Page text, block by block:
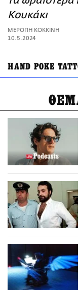
ΑΜΠΑ
PRINT
Κουκάκι
ΜΕΡΟΠΗ ΚΟΚΚΙΝΗ
10.5.2024
HAND POKE